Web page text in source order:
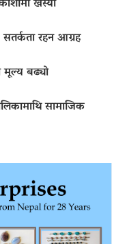
रहन आग्रह
बढ्याे
सामाजिक